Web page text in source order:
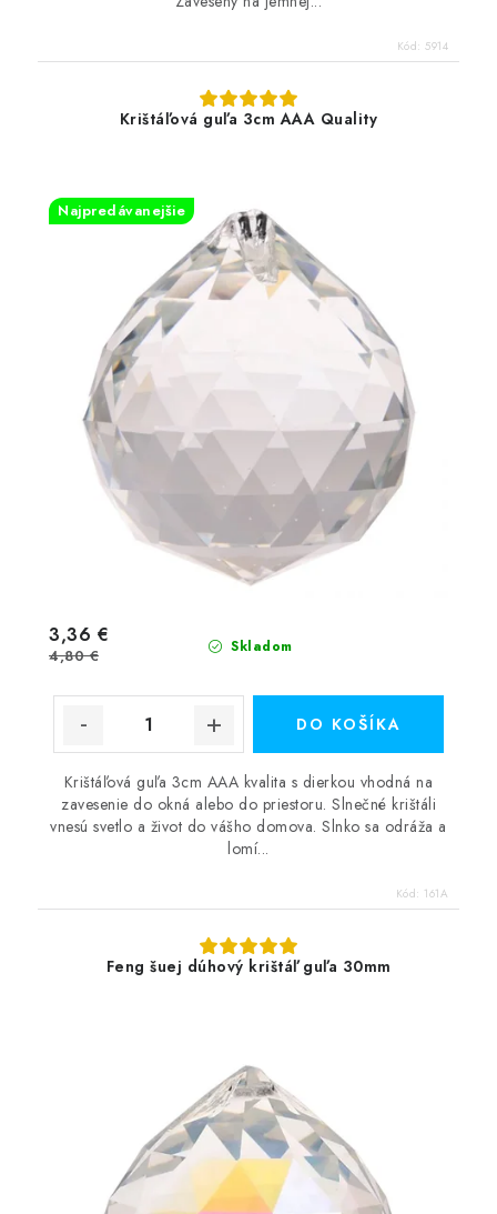
Kód: 5914
Krištáľová guľa 3cm AAA Quality
Najpredávanejšie
Skladom
3,36 €
4,80 €
DO KOŠÍKA
Krištáľová guľa 3cm AAA kvalita s dierkou vhodná na
zavesenie do okná alebo do priestoru. Slnečné krištáli
vnesú svetlo a život do vášho domova. Slnko sa odráža a
lomí...
Kód: 161A
Feng šuej dúhový krištáľ guľa 30mm